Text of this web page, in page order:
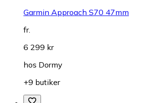
Garmin Approach S70 47mm
fr.
6 299 kr
hos Dormy
+9 butiker